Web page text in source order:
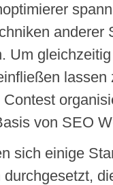
anderer
Um
lassen
von SEO
sich einige